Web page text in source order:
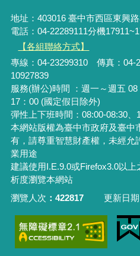
地址：403016 臺中市西區東興
電話：04-22289111分機
【各組聯絡方式】
專線：04-23299310 傳真：04-
10927839
服務(辦公)時間 ：週一～週五
17：00 (國定假日除外)
彈性上下班時間：08:00-08:30、
本網站版權為臺中市政府及臺中
有，請尊重智慧財產權，未經允
業用途
建議使用I.E.9.0或Firefox3.0以
析度瀏覽本網站
瀏覽人次
422817 更新日期